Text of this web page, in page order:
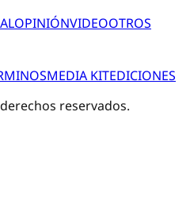
OPINIÓNVIDEOOTROS
MEDIA KITEDICIONES
reservados.